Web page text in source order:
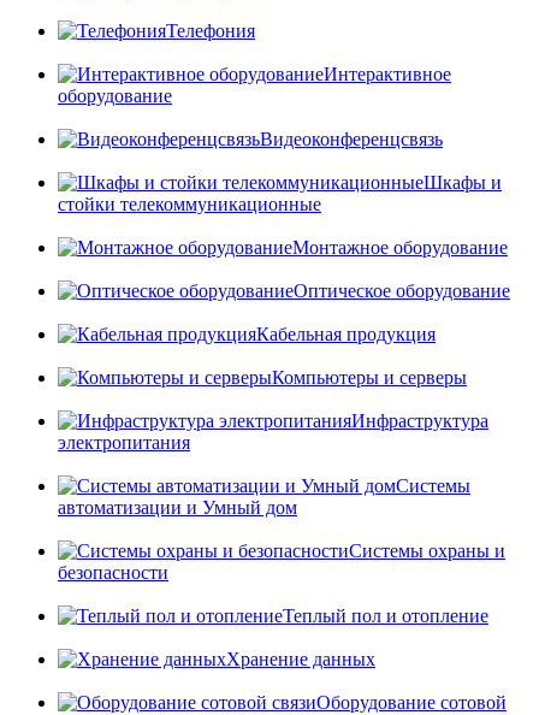
Телефония
Интерактивное
оборудование
Видеоконференцсвязь
Шкафы и
стойки телекоммуникационные
Монтажное оборудование
Оптическое оборудование
Кабельная продукция
Компьютеры и серверы
Инфраструктура
электропитания
Системы
автоматизации и Умный дом
Системы охраны и
безопасности
Теплый пол и отопление
Хранение данных
Оборудование сотовой